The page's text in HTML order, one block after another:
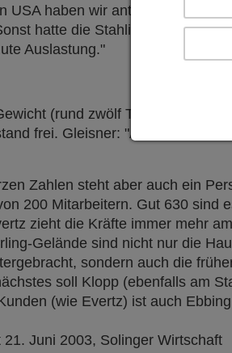
USA haben wir antizyklisch
hatte die Stahlindustrie im
Auslastung."
(rund zwölf Tonnen), war
frei. Gleisner: "Alle laufen".
Zahlen steht aber auch ein
200 Mitarbeitern. Gut 630 sind
zieht die Kräfte immer mehr
Gelände sind nicht nur die
sondern auch die
soll Klopp (ebenfalls am
(wie Evertz) ist auch
21. Juni 2003, Solinger Wirtschaft